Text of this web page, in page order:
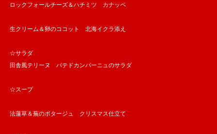
ロックフォールチーズ＆ハチミツ カナッペ
生クリーム＆卵のココット 北海イクラ添え
☆サラダ
田舎風テリーヌ パテドカンパーニュのサラダ
☆スープ
法蓮草＆蕪のポタージュ クリスマス仕立て